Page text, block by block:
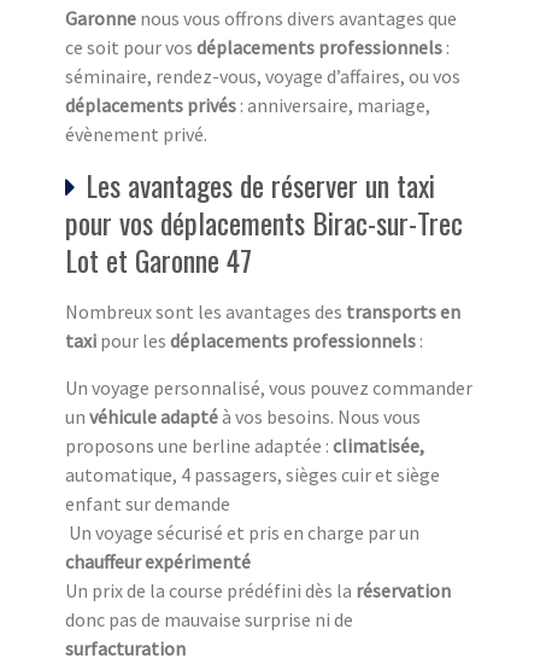
Garonne nous vous offrons divers avantages que
ce soit pour vos déplacements professionnels :
séminaire, rendez-vous, voyage d’affaires, ou vos
déplacements privés : anniversaire, mariage,
évènement privé.
Les avantages de réserver un taxi
pour vos déplacements Birac-sur-Trec
Lot et Garonne 47
Nombreux sont les avantages des transports en
taxi pour les déplacements professionnels :
Un voyage personnalisé, vous pouvez commander
un véhicule adaptéà vos besoins. Nous vous
proposons une berline adaptée : climatisée,
automatique, 4 passagers, sièges cuir et siège
enfant sur demande
Un voyage sécurisé et pris en charge par un
chauffeur expérimenté
Un prix de la course prédéfini dès la réservation
donc pas de mauvaise surprise ni de
surfacturation